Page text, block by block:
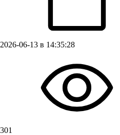
2026-06-13 в 14:35:28
301